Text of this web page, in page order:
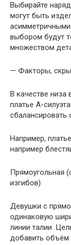
Выбирайте
могут быть
выбором будут
множеством
— Факторы,
В качестве низа
платье А-
сбалансировать
Например,
например
Прямоугольная
изгибов)
Девушки с
одинаковую
линии талии.
добавить объём